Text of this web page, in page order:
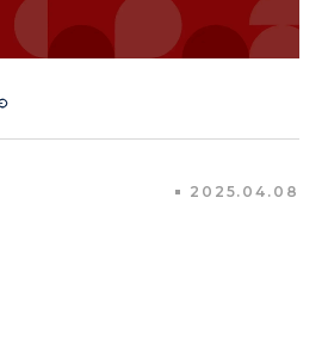
2025.04.08